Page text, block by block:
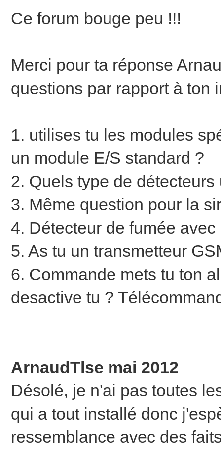
Ce forum bouge peu !!!
Merci pour ta réponse
questions par rapport à ton
1. utilises tu les modules
un module E/S standard ?
2. Quels type de
3. Même question pour la
4. Détecteur de fumée
5. As tu un transmetteur
6. Commande mets tu ton
desactive tu ?
ArnaudTlse mai 2012
Désolé, je n'ai pas toutes
qui a tout installé donc
ressemblance avec des